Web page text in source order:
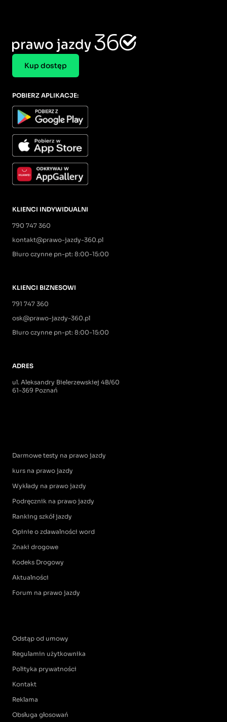
Kup dostęp
KLIENCI INDYWIDUALNI
790 747 360
kontakt@prawo-jazdy-360.pl
Biuro czynne pn-pt: 8:00-15:00
KLIENCI BIZNESOWI
791 747 360
osk@prawo-jazdy-360.pl
Biuro czynne pn-pt: 8:00-15:00
ADRES
ul. Aleksandry Bielerzewskiej 4B/60
61-369 Poznań
Darmowe testy na prawo jazdy
kurs na prawo jazdy
Wykłady na prawo jazdy
Podręcznik na prawo jazdy
Ranking szkół jazdy
Opinie o zdawalności word
Znaki drogowe
Kodeks Drogowy
Aktualności
Forum na prawo jazdy
Odstąp od umowy
Regulamin użytkownika
Polityka prywatności
Kontakt
Reklama
Obsługa głosowań
POBIERZ APLIKACJE: